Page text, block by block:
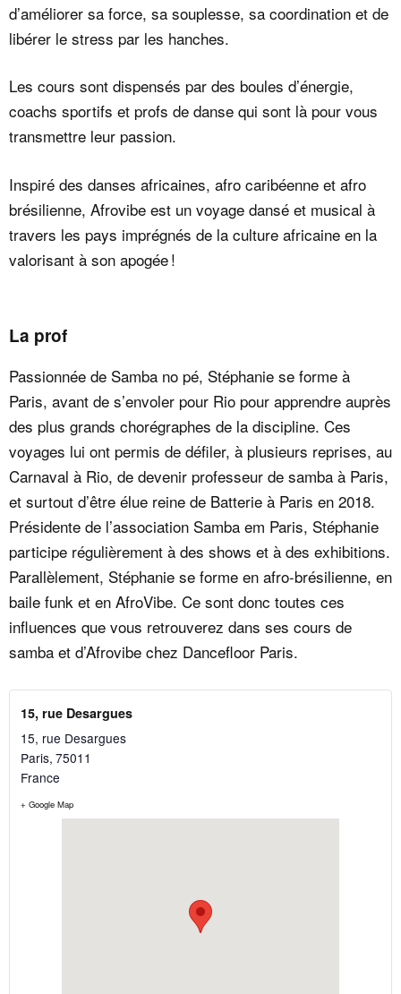
d’améliorer sa force, sa souplesse, sa coordination et de
libérer le stress par les hanches.
Les cours sont dispensés par des boules d’énergie,
coachs sportifs et profs de danse qui sont là pour vous
transmettre leur passion.
Inspiré des danses africaines, afro caribéenne et afro
brésilienne, Afrovibe est un voyage dansé et musical à
travers les pays imprégnés de la culture africaine en la
valorisant à son apogée !
La prof
Passionnée de Samba no pé, Stéphanie se forme à
Paris, avant de s’envoler pour Rio pour apprendre auprès
des plus grands chorégraphes de la discipline. Ces
voyages lui ont permis de défiler, à plusieurs reprises, au
Carnaval à Rio, de devenir professeur de samba à Paris,
et surtout d’être élue reine de Batterie à Paris en 2018.
Présidente de l’association Samba em Paris, Stéphanie
participe régulièrement à des shows et à des exhibitions.
Parallèlement, Stéphanie se forme en afro-brésilienne, en
baile funk et en AfroVibe. Ce sont donc toutes ces
influences que vous retrouverez dans ses cours de
samba et d’Afrovibe chez Dancefloor Paris.
15, rue Desargues
15, rue Desargues
Paris, 75011
France
+ Google Map